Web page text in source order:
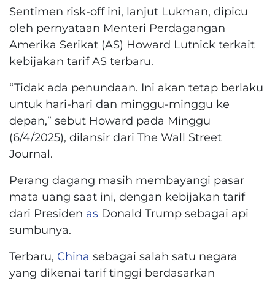
Sentimen risk-off ini, lanjut Lukman, dipicu
oleh pernyataan Menteri Perdagangan
Amerika Serikat (AS) Howard Lutnick terkait
kebijakan tarif AS terbaru.
“Tidak ada penundaan. Ini akan tetap berlaku
untuk hari-hari dan minggu-minggu ke
depan,” sebut Howard pada Minggu
(6/4/2025), dilansir dari The Wall Street
Journal.
Perang dagang masih membayangi pasar
mata uang saat ini, dengan kebijakan tarif
dari Presiden as Donald Trump sebagai api
sumbunya.
Terbaru, China sebagai salah satu negara
yang dikenai tarif tinggi berdasarkan